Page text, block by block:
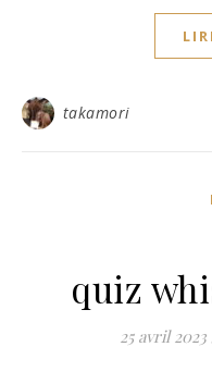
takamori
quiz
25 avril 2023